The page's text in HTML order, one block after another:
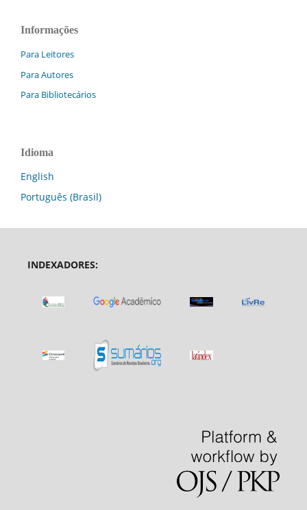
Informações
Para Leitores
Para Autores
Para Bibliotecários
Idioma
English
Português (Brasil)
INDEXADORES: